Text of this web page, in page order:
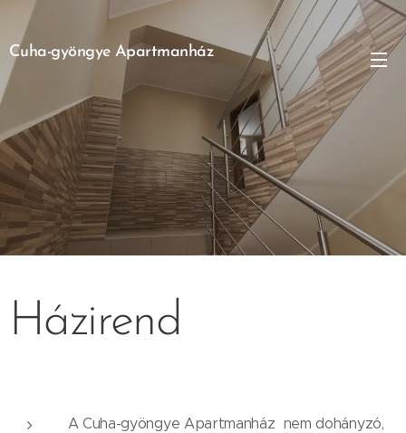
Cuha-gyöngye Apartmanház
Házirend
A Cuha-gyöngye Apartmanház nem dohányzó,